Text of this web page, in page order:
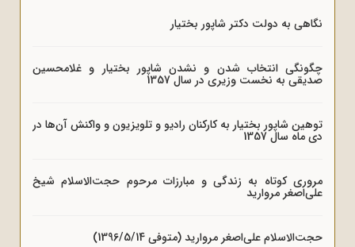
نگاهی به دولت دکتر شاپور بختیار
چگونگی انتخاب شدن و نشدن شاپور بختیار و غلامحسین
صدیقی به نخست وزیری در سال 1357
توهین شاپور بختیار به کارکنان رادیو و تلویزیون و واکنش آن‌ها در
دی ماه سال 1357
مروری کوتاه به زندگی و مبارزات مرحوم حجت‌الاسلام شیخ
علی‌اصغر مروارید
حجت‌الاسلام علی‌اصغر مروارید (متوفی 1396/5/14)